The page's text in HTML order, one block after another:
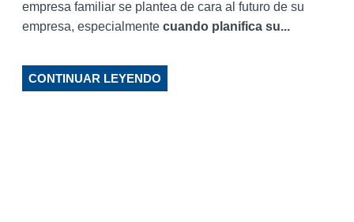
empresa familiar se plantea de cara al futuro de su
empresa, especialmentecuando planifica su...
CONTINUAR LEYENDO